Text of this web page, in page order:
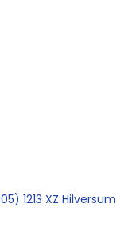
1213 XZ Hilversum